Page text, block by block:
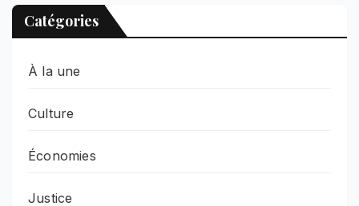
Catégories
À la une
Culture
Économies
Justice